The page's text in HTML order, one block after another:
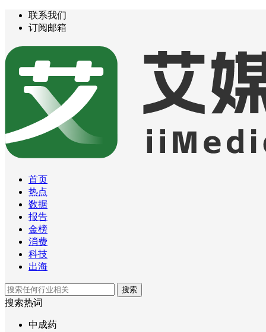
联系我们
订阅邮箱
首页
热点
数据
报告
金榜
消费
科技
出海
搜索
搜索热词
中成药